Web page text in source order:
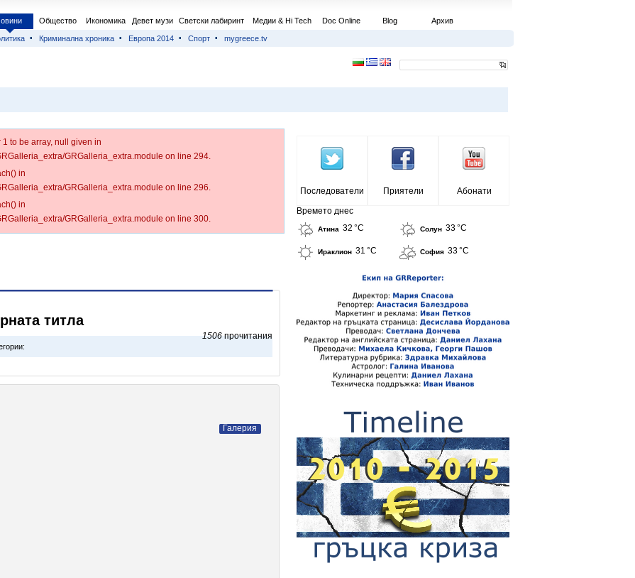
Общество Икономика Девет музи Светски лабиринт Медии & Hi Tech Doc Online Blog Архив
Криминална хроника Европа 2014 Спорт mygreece.tv
to be array, null given in
GRGalleria_extra.module on line 294.
in
GRGalleria_extra.module on line 296.
in
GRGalleria_extra.module on line 300.
титла
1506 прочитания
Галерия
Последователи Приятели
Абонати
Времето днес
Атина 32 °C Солун 33 °C
Ираклион 31 °C София 33 °C